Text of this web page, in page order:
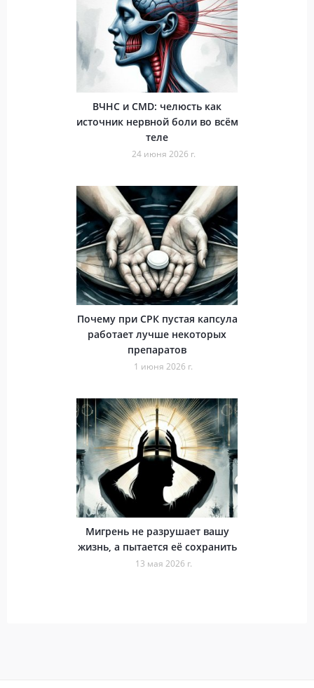
ВЧНС и CMD: челюсть как
источник нервной боли во всём
теле
24 июня 2026 г.
Почему при СРК пустая капсула
работает лучше некоторых
препаратов
1 июня 2026 г.
Мигрень не разрушает вашу
жизнь, а пытается её сохранить
13 мая 2026 г.